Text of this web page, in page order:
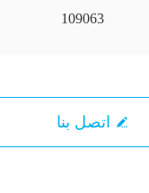
109063
اتصل بنا